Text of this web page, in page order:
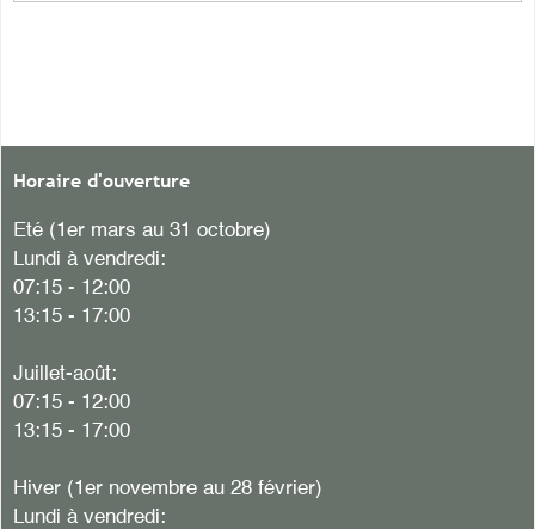
Horaire d'ouverture
Eté (1er mars au 31 octobre)
Lundi à vendredi:
07:15 - 12:00
13:15 - 17:00
Juillet-août:
07:15 - 12:00
13:15 - 17:00
Hiver (1er novembre au 28 février)
Lundi à vendredi: